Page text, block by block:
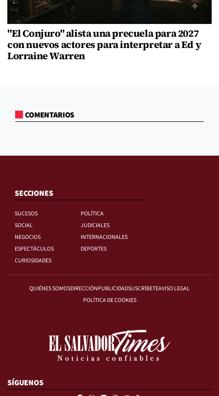
"El Conjuro" alista una precuela para 2027
con nuevos actores para interpretar a Ed y
Lorraine Warren
COMENTARIOS
SECCIONES
SUCESOS
POLÍTICA
SOCIAL
JUDICIALES
NEGOCIOS
INTERNACIONALES
ESPECTÁCULOS
DEPORTES
CURIOSIDADES
QUIÉNES SOMOSDIRECCIÓNPUBLICIDADSUSCRÍBETEAVISO LEGAL
POLÍTICA DE COOKIES
SÍGUENOS